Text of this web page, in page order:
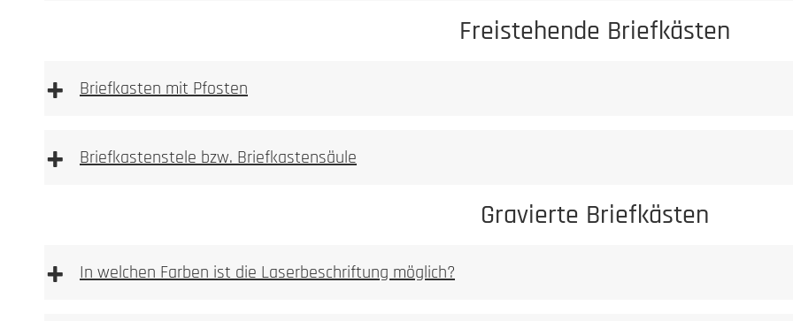
Freistehende Briefkästen
+ Briefkasten mit Pfosten
+ Briefkastenstele bzw. Briefkastensäule
Gravierte Briefkästen
+ In welchen Farben ist die Laserbeschriftung möglich?